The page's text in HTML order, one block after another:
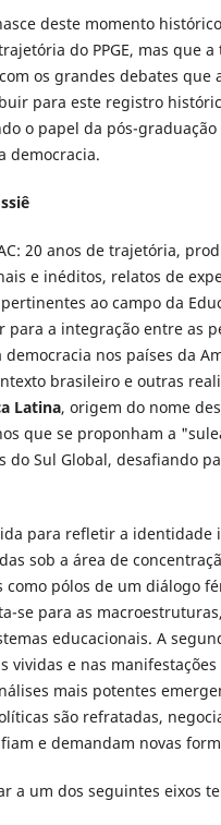
deste momento
do PPGE, mas que
os grandes debates
para este registro
o papel da pós-
democracia.
20 anos de trajetória,
e inéditos, relatos de
ao campo da
para a integração entre as
nos países da
brasileiro e outras
Latina, origem do nome
que se proponham a
Sul Global, desafiando
para refletir a identidade
sob a área de
pólos de um diálogo
se para as
educacionais. A
vividas e nas
mais potentes
são refratadas,
e demandam novas
a um dos seguintes eixos